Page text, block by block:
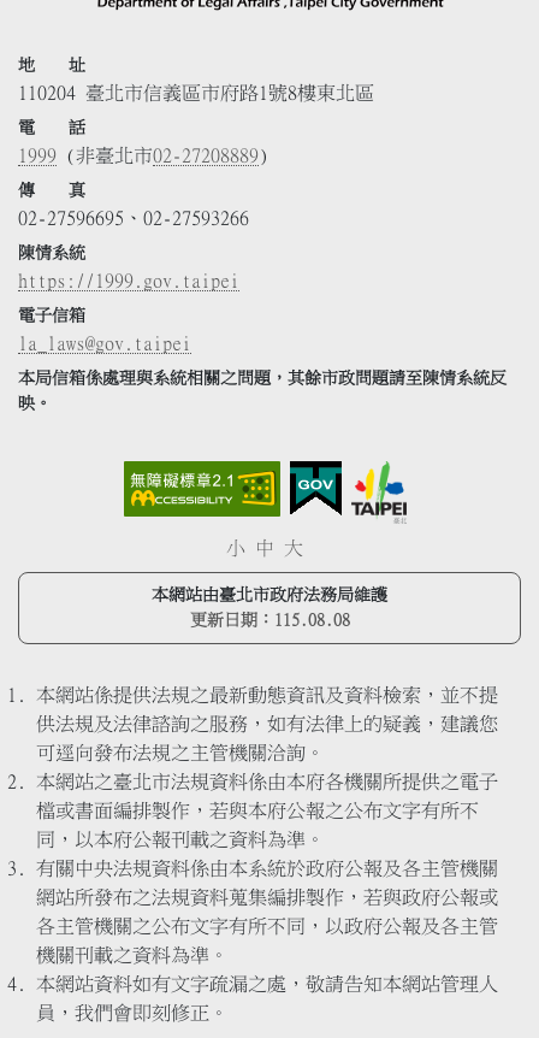
地 址
110204 臺北市信義區市府路1號8樓東北區
電 話
1999 (非臺北市02-27208889)
傳 真
02-27596695、02-27593266
陳情系統
https://1999.gov.taipei
電子信箱
la_laws@gov.taipei
本局信箱係處理與系統相關之問題，其餘市政問題請至陳情系統反
映。
小 中 大
本網站由臺北市政府法務局維護
更新日期： 115.08.08
本網站係提供法規之最新動態資訊及資料檢索，並不提
供法規及法律諮詢之服務，如有法律上的疑義，建議您
可逕向發布法規之主管機關洽詢。
本網站之臺北市法規資料係由本府各機關所提供之電子
檔或書面編排製作，若與本府公報之公布文字有所不
同，以本府公報刊載之資料為準。
有關中央法規資料係由本系統於政府公報及各主管機關
網站所發布之法規資料蒐集編排製作，若與政府公報或
各主管機關之公布文字有所不同，以政府公報及各主管
機關刊載之資料為準。
本網站資料如有文字疏漏之處，敬請告知本網站管理人
員，我們會即刻修正。